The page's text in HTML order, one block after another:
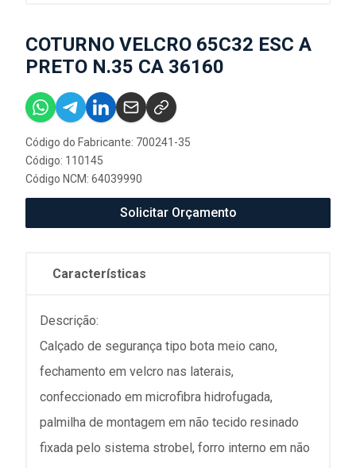
COTURNO VELCRO 65C32 ESC A
PRETO N.35 CA 36160
Código do Fabricante: 700241-35
Código: 110145
Código NCM: 64039990
Solicitar Orçamento
Características
Descrição:
Calçado de segurança tipo bota meio cano,
fechamento em velcro nas laterais,
confeccionado em microfibra hidrofugada,
palmilha de montagem em não tecido resinado
fixada pelo sistema strobel, forro interno em não